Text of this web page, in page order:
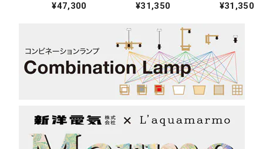
ダントライト¥47,300 ¥31,350 ¥31,350